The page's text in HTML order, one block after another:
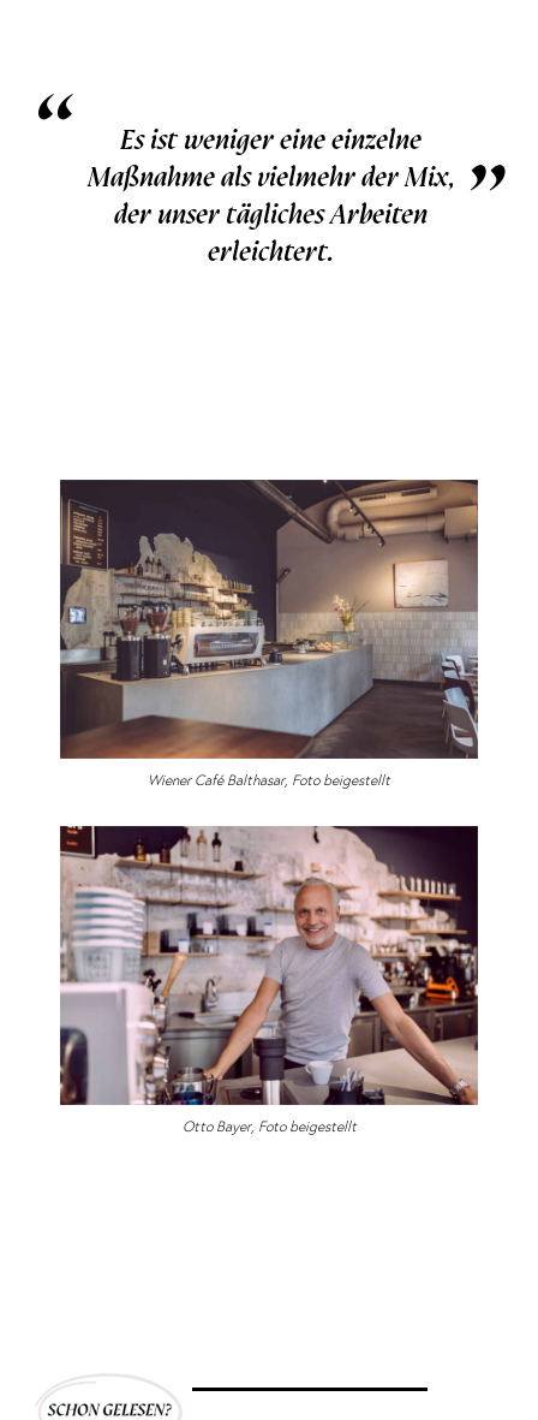
“
Es ist weniger eine einzelne
Maßnahme als vielmehr der Mix,
der unser tägliches Arbeiten
erleichtert.
„
Wiener Café Balthasar, Foto beigestellt
Otto Bayer, Foto beigestellt